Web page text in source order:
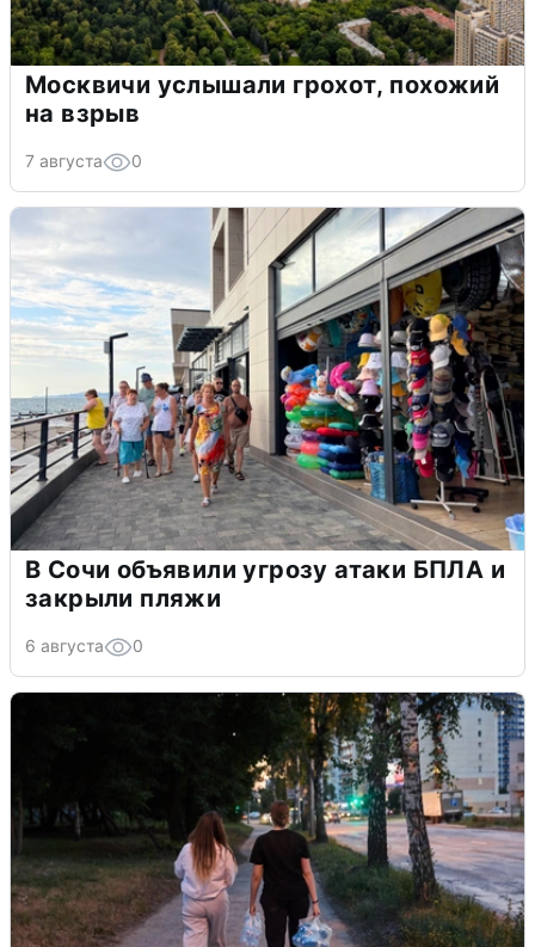
Москвичи услышали грохот, похожий
на взрыв
7 августа 0
В Сочи объявили угрозу атаки БПЛА и
закрыли пляжи
6 августа 0